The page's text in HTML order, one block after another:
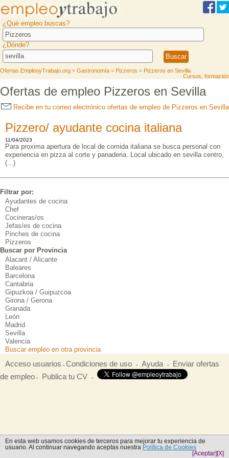
¿Qué empleo buscas?
¿Dónde?
Ofertas.EmpleoyTrabajo.org > Gastronomía > Pizzeros > Pizzeros en Sevilla
Cursos, formación
Ofertas de empleo Pizzeros en Sevilla
Recibe en tu correo electrónico ofertas de empleo de Pizzeros en Sevilla
Pizzero/ ayudante cocina italiana
11/04/2023
Para proxima apertura de local de comida italiana se busca personal con
experiencia en pizza al corte y panaderia. Local ubicado en sevilla centro,
(...)
Filtrar por:
Ayudantes de cocina
Chef
Cocineras/os
Jefas/es de cocina
Pinches de cocina
Pizzeros
Buscar por Provincia
Alacant / Alicante
Baleares
Barcelona
Cantabria
Gipuzkoa / Guipuzcoa
Girona / Gerona
Granada
León
Madrid
Sevilla
Valencia
Buscar empleo en otra provincia
Acceso usuarios - Condiciones de uso - Ayuda -
Enviar ofertas
de empleo - Publica tu CV -
En esta web usamos cookies de terceros para mejorar tu experiencia de
usuario. Al continuar navegando aceptas nuestra Política de Cookies
[X]
[Aceptar]